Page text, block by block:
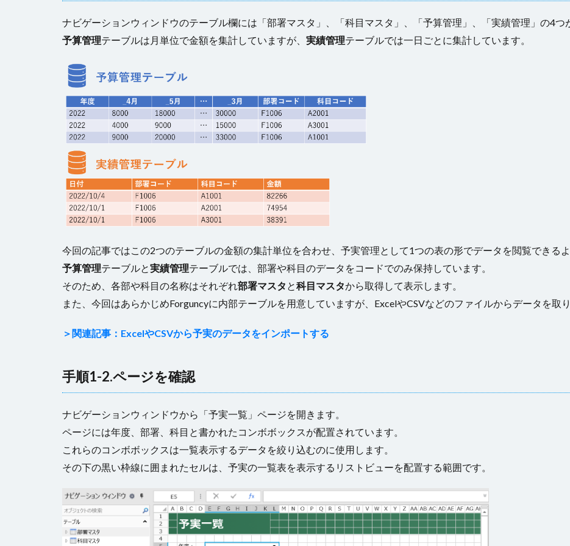
ナビゲーションウィンドウのテーブル欄には「部署マスタ」、「科目マスタ」、「予算管理」、「実績管理」の4つ
予算管理テーブルは月単位で金額を集計していますが、 実績管理テーブルでは一日ごとに集計しています。
今回の記事ではこの2つのテーブルの金額の集計単位を合わせ、予実管理として1つの表の形でデータを閲覧できるよ
予算管理テーブルと実績管理テーブルでは、部署や科目のデータをコードでのみ保持しています。
そのため、各部や科目の名称はそれぞれ部署マスタ と科目マスタから取得して表示します。
また、今回はあらかじめForguncyに内部テーブルを用意していますが、ExcelやCSVなどのファイルからデータを取
＞関連記事：ExcelやCSVから予実のデータをインポートする
手順1-2.ページを確認
ナビゲーションウィンドウから「予実一覧」ページを開きます。
ページには年度、部署、科目と書かれたコンボボックスが配置されています。
これらのコンボボックスは一覧表示するデータを絞り込むのに使用します。
その下の黒い枠線に囲まれたセルは、予実の一覧表を表示するリストビューを配置する範囲です。